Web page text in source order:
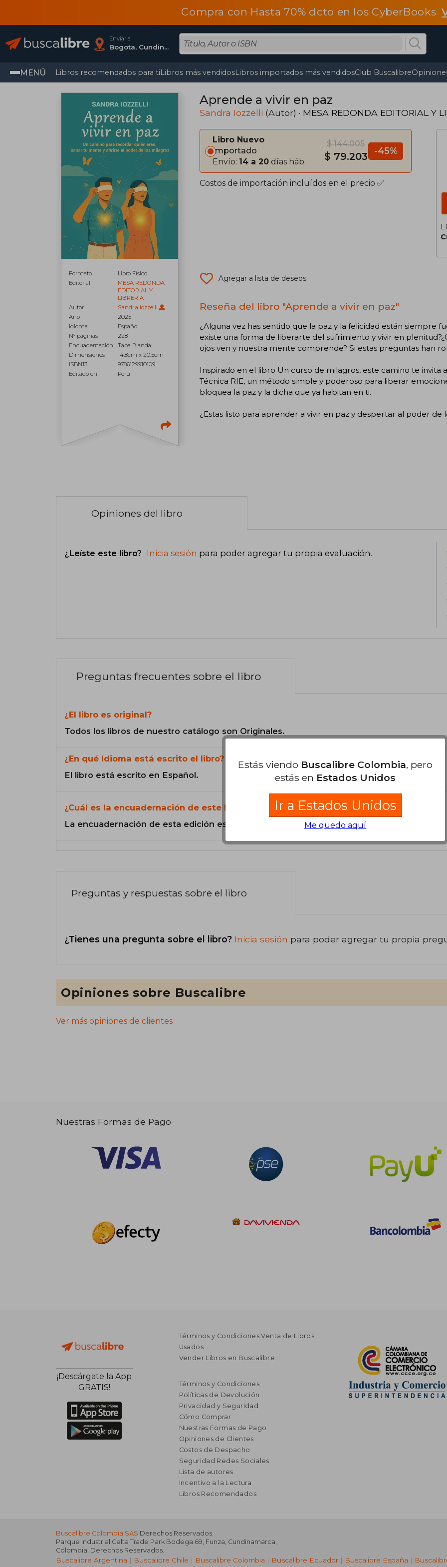
Compra con Hasta 70% dcto en los CyberBooks
Enviar a
Bogota, Cundinamarca
MENÚ Libros recomendados para tiLibros más vendidosLibros importados más vendidosClub Buscalibre
Formato
Libro Físico
Editorial
MESA REDONDA
EDITORIAL Y
LIBRERÍA
Autor
Sandra Iozzelli
Año
2025
Idioma
Español
N° páginas
228
Encuadernación
Tapa Blanda
Dimensiones
14.8cm x 20.5cm
ISBN13
9786129910109
Editado en
Perú
Aprende a vivir en paz
Sandra Iozzelli (Autor) · MESA REDONDA EDITORIAL Y
Libro Nuevo
Importado
Envío: 14 a 20 días háb.
$ 144.005
$ 79.203 -45%
Costos de importación incluídos en el precio ✅
Agregar a lista de deseos
Reseña del libro "Aprende a vivir en paz"
¿Alguna vez has sentido que la paz y la felicidad están siempre
existe una forma de liberarte del sufrimiento y vivir en
ojos ven y nuestra mente comprende? Si estas preguntas han
Inspirado en el libro Un curso de milagros, este camino te invita
Técnica RIE, un método simple y poderoso para liberar
bloquea la paz y la dicha que ya habitan en ti.
¿Estas listo para aprender a vivir en paz y despertar al poder de
Opiniones del libro
¿Leíste este libro? Inicia sesión para poder agregar tu propia evaluación.
Preguntas frecuentes sobre el libro
¿El libro es original?
Todos los libros de nuestro catálogo son Originales.
¿En qué Idioma está escrito el libro?
El libro está escrito en Español.
¿Cuál es la encuadernación de este libro?
La encuadernación de esta edición es Tapa Blanda.
Preguntas y respuestas sobre el libro
¿Tienes una pregunta sobre el libro? Inicia sesión para poder agregar tu propia
Opiniones sobre Buscalibre
Ver más opiniones de clientes
Nuestras Formas de Pago
¡Descárgate la App
GRATIS!
Términos y Condiciones Venta de Libros
Usados
Vender Libros en Buscalibre
Términos y Condiciones
Políticas de Devolución
Privacidad y Seguridad
Cómo Comprar
Nuestras Formas de Pago
Opiniones de Clientes
Costos de Despacho
Seguridad Redes Sociales
Lista de autores
Incentivo a la Lectura
Libros Recomendados
Buscalibre Colombia SAS Derechos Reservados.
Parque Industrial Celta Trade Park Bodega 69, Funza, Cundinamarca,
Colombia. Derechos Reservados.
Buscalibre Argentina | Buscalibre Chile | Buscalibre Colombia | Buscalibre Ecuador | Buscalibre España |
Estás viendo Buscalibre Colombia, pero
estás en Estados Unidos
Ir a Estados Unidos
Me quedo aquí